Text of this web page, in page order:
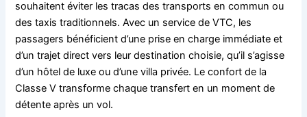
souhaitent éviter les tracas des transports en commun ou
des taxis traditionnels. Avec un service de VTC, les
passagers bénéficient d’une prise en charge immédiate et
d’un trajet direct vers leur destination choisie, qu’il s’agisse
d’un hôtel de luxe ou d’une villa privée. Le confort de la
Classe V transforme chaque transfert en un moment de
détente après un vol.